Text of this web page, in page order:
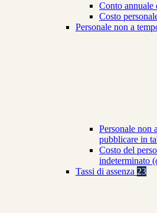
Conto annuale
Costo
Personale non a
Personale non
pubblicare in
Costo del
indeterminato
Tassi di assenza 23